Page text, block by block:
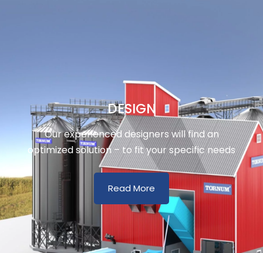
DESIGN
Our experienced designers will find an
optimized solution – to fit your specific needs
Read More